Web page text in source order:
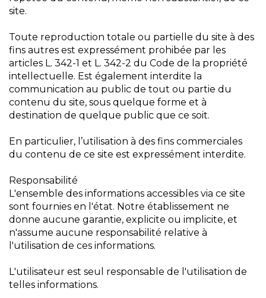
site.
Toute reproduction totale ou partielle du site à des
fins autres est expressément prohibée par les
articles L. 342-1 et L. 342-2 du Code de la propriété
intellectuelle. Est également interdite la
communication au public de tout ou partie du
contenu du site, sous quelque forme et à
destination de quelque public que ce soit.
En particulier, l’utilisation à des fins commerciales
du contenu de ce site est expressément interdite.
Responsabilité
L'ensemble des informations accessibles via ce site
sont fournies en l'état. Notre établissement ne
donne aucune garantie, explicite ou implicite, et
n'assume aucune responsabilité relative à
l'utilisation de ces informations.
L'utilisateur est seul responsable de l'utilisation de
telles informations.